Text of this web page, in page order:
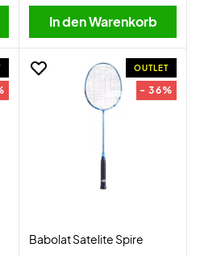
In den Warenkorb
OUTLET
- 36%
Babolat Satelite Spire